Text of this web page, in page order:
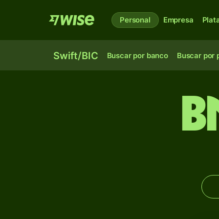
Personal Empresa
Swift/BIC Buscar por banco Buscar por